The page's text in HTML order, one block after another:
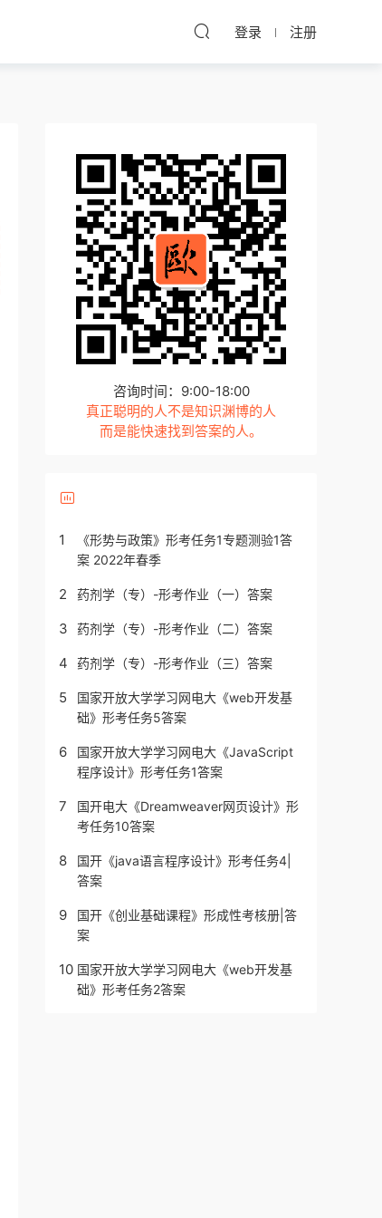
登录 注册
咨询时间：9:00-18:00
真正聪明的人不是知识渊博的人
而是能快速找到答案的人。
1
《形势与政策》形考任务1专题测验1答
案 2022年春季
2 药剂学（专）-形考作业（一）答案
3 药剂学（专）-形考作业（二）答案
4 药剂学（专）-形考作业（三）答案
5
国家开放大学学习网电大《web开发基
础》形考任务5答案
6
国家开放大学学习网电大《JavaScript
程序设计》形考任务1答案
7
国开电大《Dreamweaver网页设计》形
考任务10答案
8
国开《java语言程序设计》形考任务4|
答案
9
国开《创业基础课程》形成性考核册|答
案
10 国家开放大学学习网电大《web开发基
础》形考任务2答案